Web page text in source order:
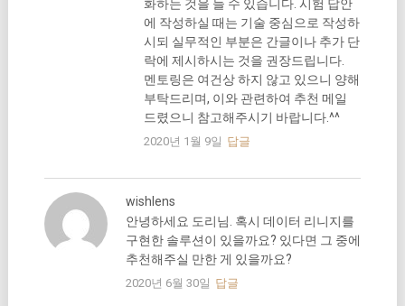
화하는 것을 들 수 있습니다. 시험 답안
에 작성하실 때는 기술 중심으로 작성하
시되 실무적인 부분은 간글이나 추가 단
락에 제시하시는 것을 권장드립니다.
멘토링은 여건상 하지 않고 있으니 양해
부탁드리며, 이와 관련하여 추천 메일
드렸으니 참고해주시기 바랍니다.^^
2020년 1월 9일 답글
wishlens
안녕하세요 도리님. 혹시 데이터 리니지를
구현한 솔루션이 있을까요? 있다면 그 중에
추천해주실 만한 게 있을까요?
2020년 6월 30일 답글